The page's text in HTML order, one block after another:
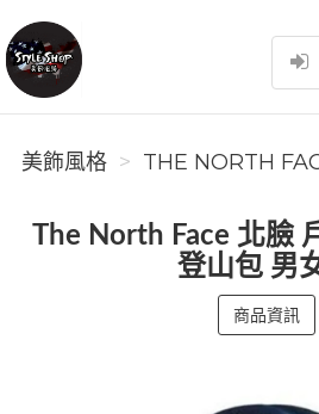
美飾風格
美飾風格 THE NORTH
The North Face 北臉
登山包 男
商品資訊